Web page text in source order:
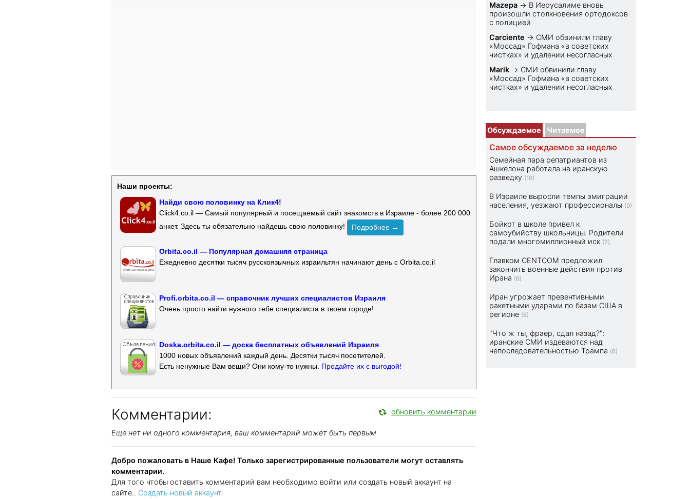
Наши проекты:
Найди свою половинку на Клик4!
Click4.co.il — Самый популярный и посещаемый сайт знакомств в Израиле - более 200 000
анкет. Здесь ты обязательно найдешь свою половинку!
Подробнее →
Orbita.co.il — Популярная домашняя страница
Ежедневно десятки тысяч русскоязычных израильтян начинают день с Orbita.co.il
Profi.orbita.co.il — справочник лучших специалистов Израиля
Очень просто найти нужного тебе специалиста в твоем городе!
Doska.orbita.co.il — доска бесплатных объявлений Израиля
1000 новых объявлений каждый день. Десятки тысяч посетителей.
Есть ненужные Вам вещи? Они кому-то нужны. Продайте их с выгодой!
Комментарии: обновить комментарии
Еще нет ни одного комментария, ваш комментарий может быть первым
Добро пожаловать в Наше Кафе! Только зарегистрированные пользователи могут оставлять
комментарии.
Для того чтобы оставить комментарий вам необходимо войти или создать новый аккаунт на
сайте.. Создать новый аккаунт
Mazepa → В Иерусалиме вновь
произошли столкновения ортодоксов
с полицией
Carciente → СМИ обвинили главу
«Моссад» Гофмана «в советских
чистках» и удалении несогласных
Marik → СМИ обвинили главу
«Моссад» Гофмана «в советских
чистках» и удалении несогласных
Обсуждаемое Читаемое
Самое обсуждаемое за неделю
Семейная пара репатриантов из
Ашкелона работала на иранскую
разведку (10)
В Израиле выросли темпы эмиграции
населения, уезжают профессионалы (9)
Бойкот в школе привел к
самоубийству школьницы. Родители
подали многомиллионный иск (7)
Главком CENTCOM предложил
закончить военные действия против
Ирана (6)
Иран угрожает превентивными
ракетными ударами по базам США в
регионе (6)
"Что ж ты, фраер, сдал назад?":
иранские СМИ издеваются над
непоследовательностью Трампа (6)